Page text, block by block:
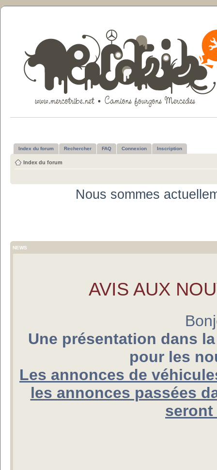
Index du forum Rechercher FAQ Connexion Inscription
Index du forum
Nous sommes
NEWS
AVIS AUX
Une présentation dans
pour les
Les annonces de
les annonces passées
seront